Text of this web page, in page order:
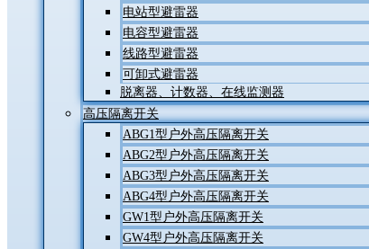
电站型避雷器
电容型避雷器
线路型避雷器
可卸式避雷器
脱离器、计数器、在线监测器
高压隔离开关
ABG1型户外高压隔离开关
ABG2型户外高压隔离开关
ABG3型户外高压隔离开关
ABG4型户外高压隔离开关
GW1型户外高压隔离开关
GW4型户外高压隔离开关